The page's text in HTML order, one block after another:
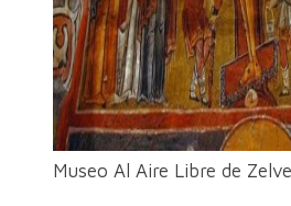
Museo Al Aire Libre de Zelve